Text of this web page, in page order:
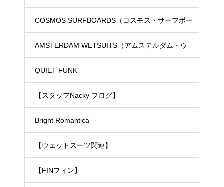
COSMOS SURFBOARDS（コスモス・サーフボー
ド）
AMSTERDAM WETSUITS（アムステルダム・ウ
ェットスーツ）
QUIET FUNK
【スタッフNacky ブログ】
Bright Romantica
【ウェットスーツ関連】
【FINフィン】